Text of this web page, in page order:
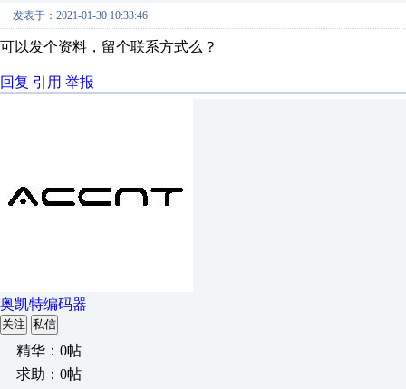
发表于：2021-01-30 10:33:46
可以发个资料，留个联系方式么？
回复 引用 举报
奥凯特编码器
关注 私信
精华：0帖
求助：0帖